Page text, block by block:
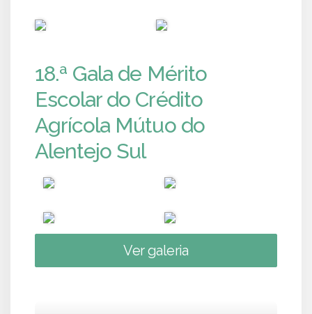
18.ª Gala de Mérito
Escolar do Crédito
Agrícola Mútuo do
Alentejo Sul
Ver galeria